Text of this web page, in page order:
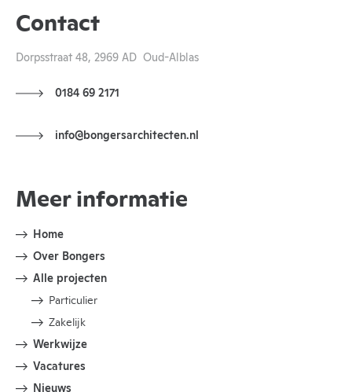
Contact
Dorpsstraat 48, 2969 AD Oud-Alblas
0184 69 2171
info@bongersarchitecten.nl
Meer informatie
Home
Over Bongers
Alle projecten
Particulier
Zakelijk
Werkwijze
Vacatures
Nieuws